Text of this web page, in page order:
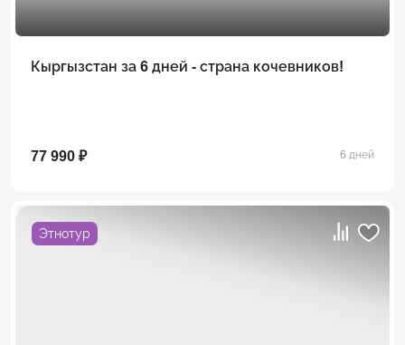
Кыргызстан за 6 дней - страна кочевников!
77 990 ₽ 6 дней
Этнотур